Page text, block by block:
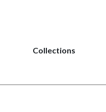
Collections